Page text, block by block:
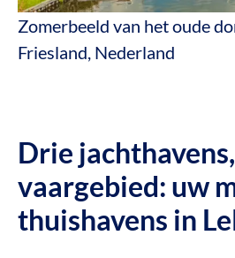
Zomerbeeld van het oude
Friesland, Nederland
Drie
vaargebied: uw
thuishavens in